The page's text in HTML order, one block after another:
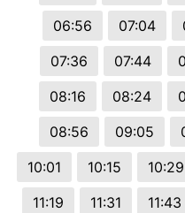
06:56
07:04
07:36
07:44
08:16
08:24
08:56
09:05
10:01
10:15 10:29
11:19
11:31 11:43